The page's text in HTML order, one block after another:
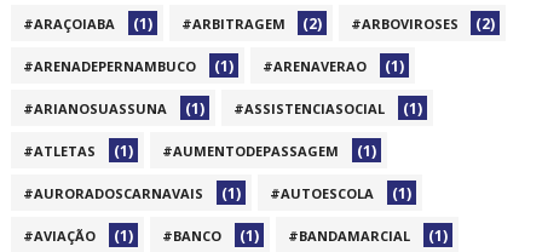
#ARAÇOIABA (1) #ARBITRAGEM (2) #ARBOVIROSES (2)
#ARENADEPERNAMBUCO (1) #ARENAVERAO (1)
#ARIANOSUASSUNA (1) #ASSISTENCIASOCIAL (1)
#ATLETAS (1) #AUMENTODEPASSAGEM (1)
#AURORADOSCARNAVAIS (1) #AUTOESCOLA (1)
#AVIAÇÃO (1) #BANCO (1) #BANDAMARCIAL (1)